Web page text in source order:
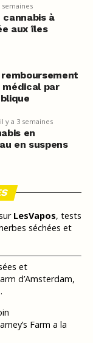
semaines
à
aux îles
remboursement
par
il y a 3 semaines
en
en suspens
LesVapos, tests
séchées et
et
d’Amsterdam,
Farm a la